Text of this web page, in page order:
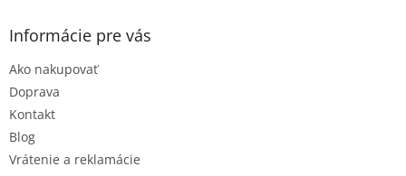
Informácie pre vás
Ako nakupovať
Doprava
Kontakt
Blog
Vrátenie a reklamácie